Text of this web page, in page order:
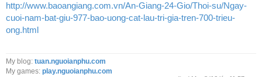
http://www.baoangiang.com.vn/An-Giang-24-Gio/Thoi-su/Ngay-
cuoi-nam-bat-giu-977-bao-uong-cat-lau-tri-gia-tren-700-trieu-
ong.html
My blog: tuan.nguoianphu.com
My games: play.nguoianphu.com